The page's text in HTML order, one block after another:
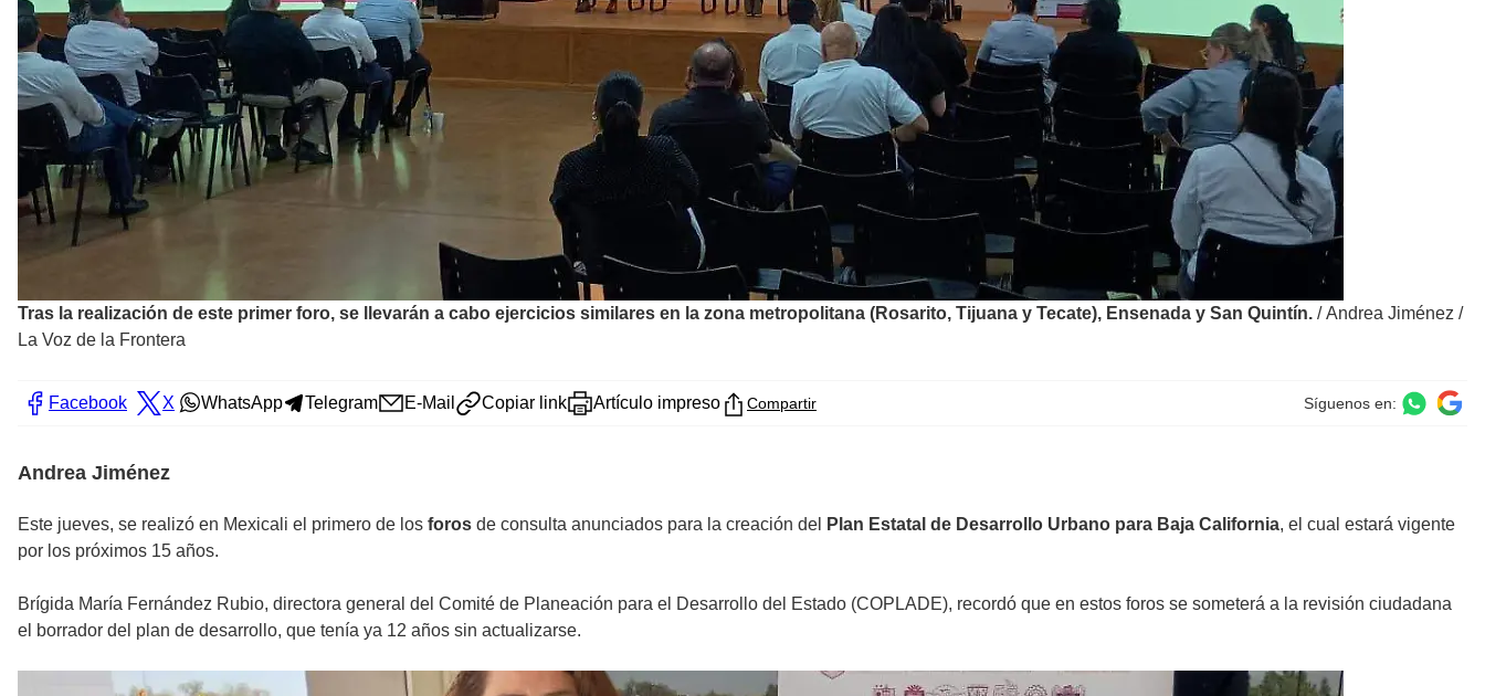
Tras la realización de este primer foro, se llevarán a cabo ejercicios similares en la zona metropolitana (Rosarito, Tijuana y Tecate), Ensenada y San Quintín. /Andrea Jiménez /
La Voz de la Frontera
Facebook X WhatsApp Telegram E-Mail Copiar link Artículo impreso Compartir Síguenos en:
Andrea Jiménez
Este jueves, se realizó en Mexicali el primero de los foros de consulta anunciados para la creación del Plan Estatal de Desarrollo Urbano para Baja California, el cual estará vigente
por los próximos 15 años.
Brígida María Fernández Rubio, directora general del Comité de Planeación para el Desarrollo del Estado (COPLADE), recordó que en estos foros se someterá a la revisión ciudadana
el borrador del plan de desarrollo, que tenía ya 12 años sin actualizarse.